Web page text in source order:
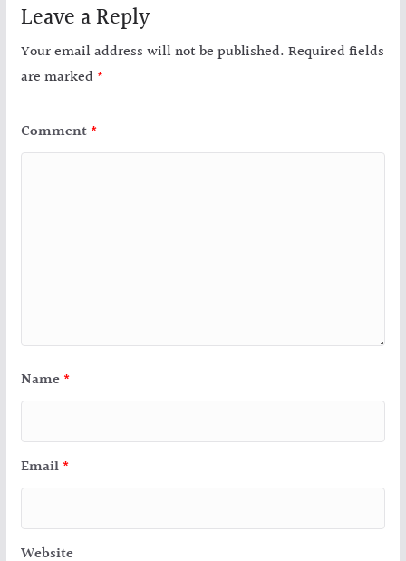
Leave a Reply
Your email address will not be published. Required fields
are marked *
Comment *
Name *
Email *
Website